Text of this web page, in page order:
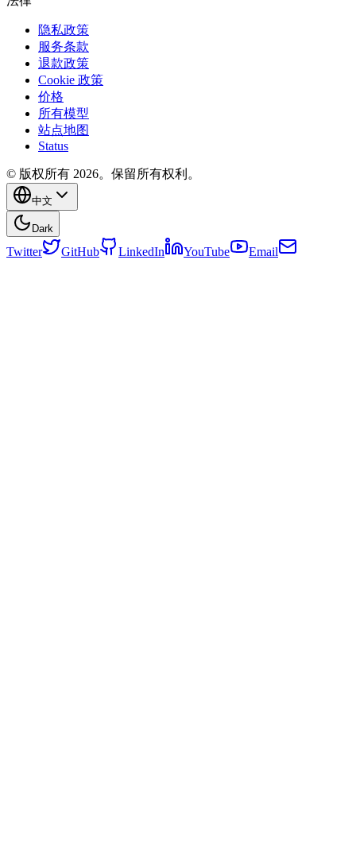
隐私政策
服务条款
退款政策
Cookie 政策
价格
所有模型
站点地图
Status
© 版权所有 2026。保留所有权利。
中文
Dark
Twitter GitHub LinkedIn YouTube Email